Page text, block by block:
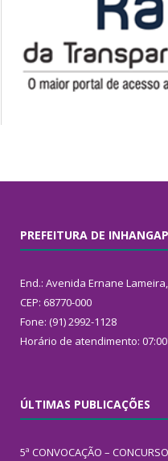
PREFEITURA DE
End.: Avenida Ernane
CEP: 68770-000
Fone: (91) 2992-1128
Horário de atendimento:
ÚLTIMAS PUBLICAÇÕES
5ª CONVOCAÇÃO –